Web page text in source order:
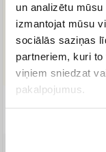
un analizētu
izmantojat mūsu
sociālās saziņas
partneriem, kuri
viņiem sniedzat
pakalpojumus.
13,80 €